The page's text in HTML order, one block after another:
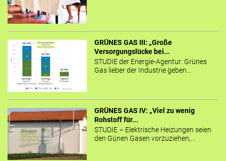
GRÜNES GAS III: „Große
Versorgungslücke bei...
STUDIE der Energie-Agentur: Grünes
Gas lieber der Industrie geben...
GRÜNES GAS IV: „Viel zu wenig
Rohstoff für...
STUDIE – Elektrische Heizungen seien
den Günen Gasen vorzuziehen,...